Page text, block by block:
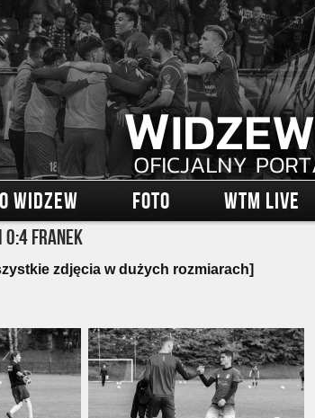
WIDZEW FOTO WTM LIVE
0:4 Franek
zdjęcia w dużych rozmiarach]